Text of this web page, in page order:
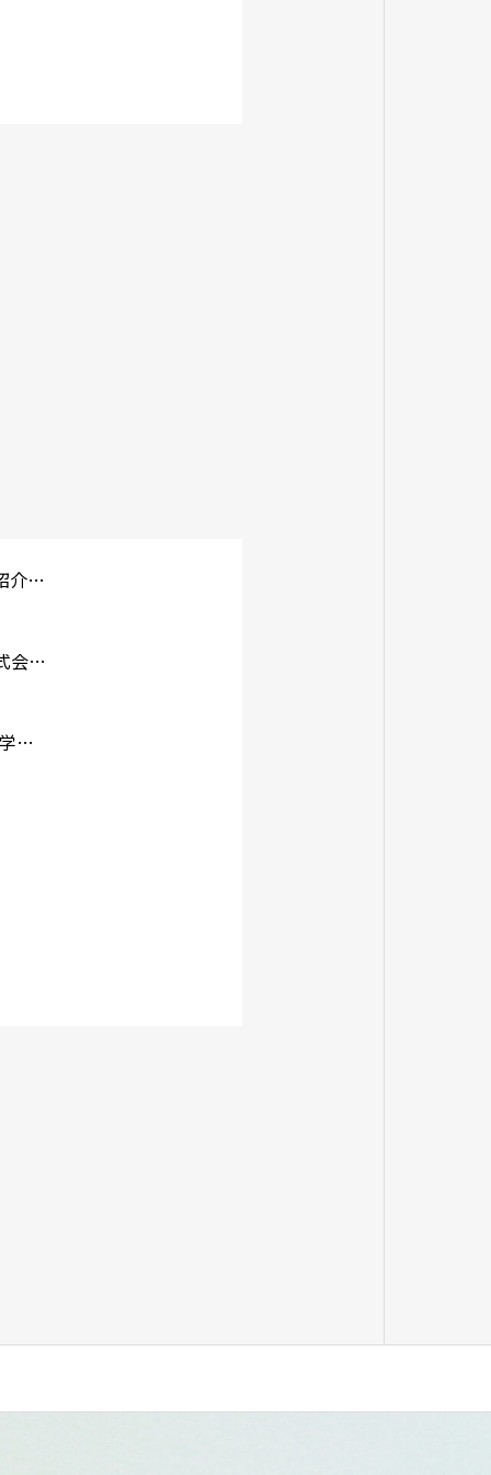
株式会社サンエースリフォーム様にご紹介いただきました！
【塗り処 ハケと手】でおなじみの株式会社ユーモア様にご掲載頂きました！
不動産メディアのやまはんリフォーム大学で紹介されました！